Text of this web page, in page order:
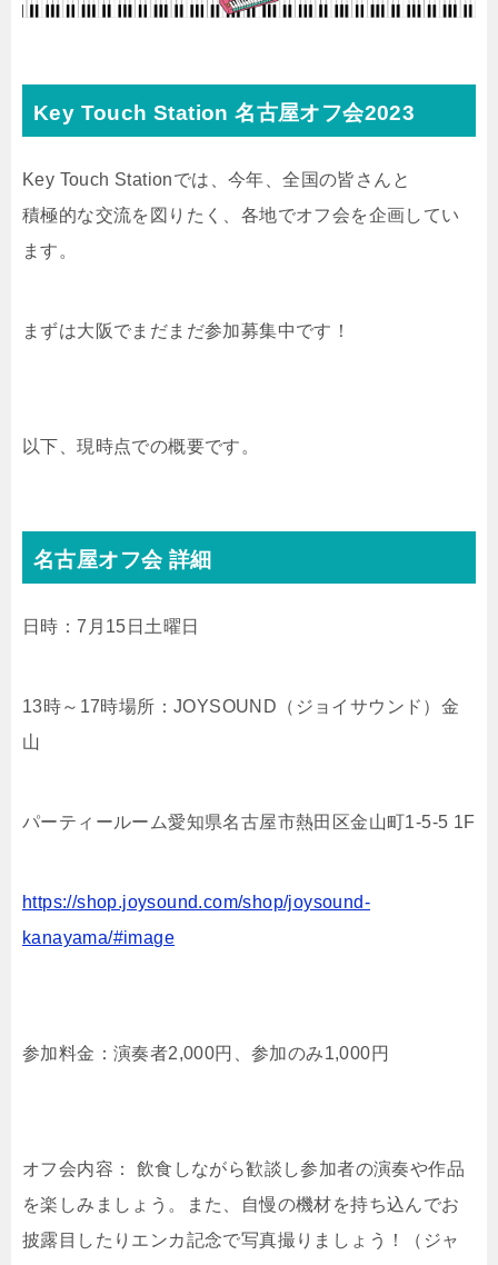
Key Touch Station 名古屋オフ会2023
Key Touch Stationでは、今年、全国の皆さんと
積極的な交流を図りたく、各地でオフ会を企画してい
ます。
まずは大阪でまだまだ参加募集中です！
以下、現時点での概要です。
名古屋オフ会 詳細
日時：7月15日土曜日
13時～17時場所：JOYSOUND（ジョイサウンド）金
山
パーティールーム愛知県名古屋市熱田区金山町1-5-5 1F
https://shop.joysound.com/shop/joysound-
kanayama/#image
参加料金：演奏者2,000円、参加のみ1,000円
オフ会内容： 飲食しながら歓談し参加者の演奏や作品
を楽しみましょう。また、自慢の機材を持ち込んでお
披露目したりエンカ記念で写真撮りましょう！（ジャ